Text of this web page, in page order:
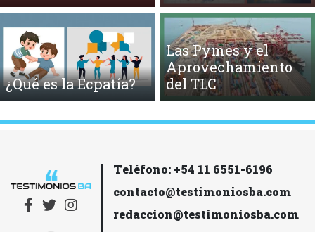
¿Qué es la Ecpatía?
Las Pymes y el
Aprovechamiento
del TLC
Teléfono: +54 11 6551-6196
contacto@testimoniosba.com
redaccion@testimoniosba.com